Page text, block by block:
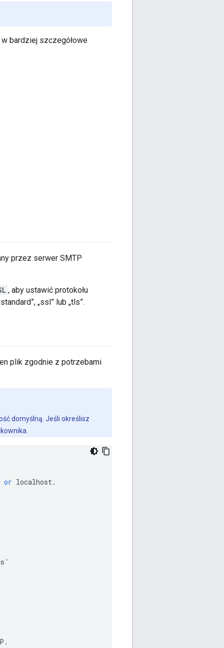
bardziej szczegółowe
przez serwer SMTP
, aby ustawić protokołu
„ssl” lub „tls”.
plik zgodnie z potrzebami
domyślną. Jeśli określisz
or localhost.
'
.